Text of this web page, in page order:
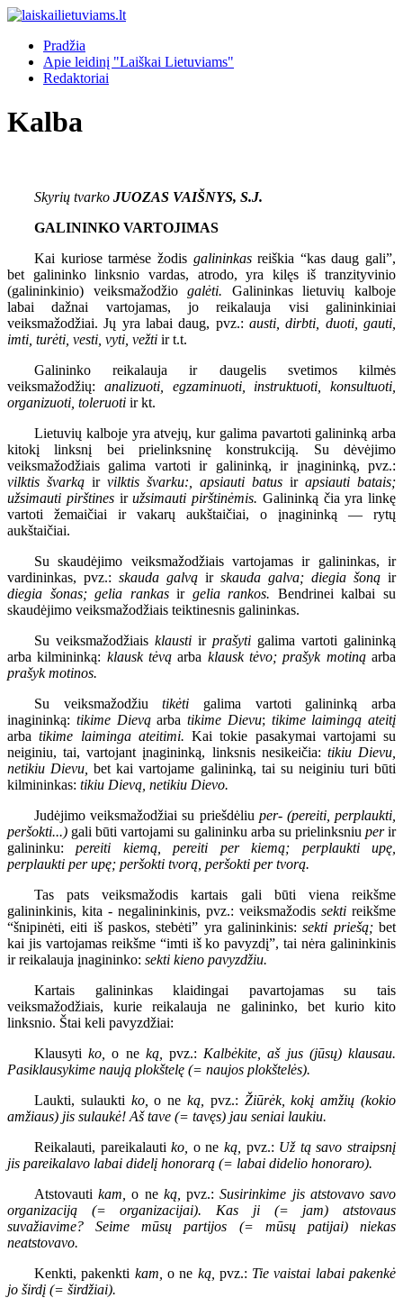
Pradžia
Apie leidinį "Laiškai Lietuviams"
Redaktoriai
Kalba
Skyrių tvarko JUOZAS VAIŠNYS, S.J.
GALININKO VARTOJIMAS
Kai kuriose tarmėse žodis galininkasreiškia “kas daug gali”,
bet galininko linksnio vardas, atrodo, yra kilęs iš tranzityvinio
(galininkinio) veiksmažodžiogalėti. Galininkas lietuvių kalboje
labai dažnai vartojamas, jo reikalauja visi galininkiniai
veiksmažodžiai. Jų yra labai daug, pvz.: austi, dirbti, duoti, gauti,
imti, turėti, vesti, vyti, vežti ir t.t.
Galininko reikalauja ir daugelis svetimos kilmės
veiksmažodžių: analizuoti, egzaminuoti, instruktuoti, konsultuoti,
organizuoti, toleruoti ir kt.
Lietuvių kalboje yra atvejų, kur galima pavartoti galininką arba
kitokį linksnį bei prielinksninę konstrukciją. Su dėvėjimo
veiksmažodžiais galima vartoti ir galininką, ir įnagininką, pvz.:
vilktis švarką ir vilktis švarku:, apsiauti batus ir apsiauti batais;
užsimauti pirštinesiružsimauti pirštinėmis. Galininką čia yra linkę
vartoti žemaičiai ir vakarų aukštaičiai, o įnagininką — rytų
aukštaičiai.
Su skaudėjimo veiksmažodžiais vartojamas ir galininkas, ir
vardininkas, pvz.: skauda galvą ir skauda galva; diegia šoną ir
diegia šonas; gelia rankasir gelia rankos. Bendrinei kalbai su
skaudėjimo veiksmažodžiais teiktinesnis galininkas.
Su veiksmažodžiais klausti ir prašyti galima vartoti galininką
arba kilmininką: klausk tėvą arba klausk tėvo; prašyk motinąarba
prašyk motinos.
Su veiksmažodžiutikėti galima vartoti galininką arba
inagininką: tikime Dievąarba tikime Dievu; tikime laimingą ateitį
arbatikime laiminga ateitimi. Kai tokie pasakymai vartojami su
neiginiu, tai, vartojant įnagininką, linksnis nesikeičia: tikiu Dievu,
netikiu Dievu,bet kai vartojame galininką, tai su neiginiu turi būti
kilmininkas: tikiu Dievą, netikiu Dievo.
Judėjimo veiksmažodžiai su priešdėliu per- (pereiti, perplaukti,
peršokti...) gali būti vartojami su galininku arba su prielinksniu perir
galininku:pereiti kiemą, pereiti per kiemą; perplaukti upę,
perplaukti per upę; peršokti tvorą, peršokti per tvorą.
Tas pats veiksmažodis kartais gali būti viena reikšme
galininkinis, kita - negalininkinis, pvz.: veiksmažodis sekti reikšme
“šnipinėti, eiti iš paskos, stebėti” yra galininkinis:sekti priešą;bet
kai jis vartojamas reikšme “imti iš ko pavyzdį”, tai nėra galininkinis
ir reikalauja įnagininko: sekti kieno pavyzdžiu.
Kartais galininkas klaidingai pavartojamas su tais
veiksmažodžiais, kurie reikalauja ne galininko, bet kurio kito
linksnio. Štai keli pavyzdžiai:
Klausytiko, o ne ką, pvz.: Kalbėkite, aš jus (jūsų) klausau.
Pasiklausykime naują plokštelę (= naujos plokštelės).
Laukti, sulaukti ko, o neką, pvz.: Žiūrėk, kokį amžių (kokio
amžiaus) jis sulaukė! Aš tave (= tavęs) jau seniai laukiu.
Reikalauti, pareikalautiko, o neką, pvz.: Už tą savo straipsnį
jis pareikalavo labai didelį honorarą (= labai didelio honoraro).
Atstovautikam, o ne ką, pvz.:Susirinkime jis atstovavo savo
organizaciją (= organizacijai). Kas ji (= jam) atstovaus
suvažiavime? Seime mūsų partijos (= mūsų patijai) niekas
neatstovavo.
Kenkti, pakenkti kam, o ne ką, pvz.: Tie vaistai labai pakenkė
jo širdį (= širdžiai).